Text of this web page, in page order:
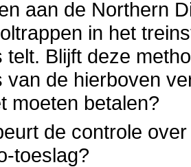
aan de Northern
in het
telt. Blijft deze
van de hierboven
moeten betalen?
de controle
toeslag?